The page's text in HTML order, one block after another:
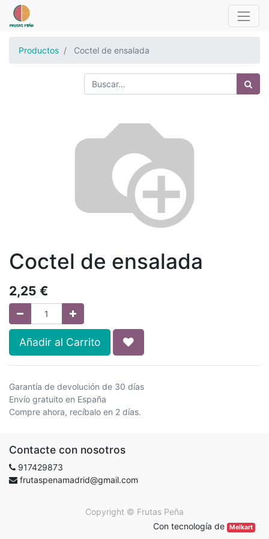
Productos Coctel de ensalada
Coctel de ensalada
2,25 €
Añadir al Carrito
Garantía de devolución de 30 días
Envío gratuito en España
Compre ahora, recíbalo en 2 días.
Contacte con nosotros
917429873
frutaspenamadrid@gmail.com
Copyright © Frutas Peña
Con tecnología de
Melkart